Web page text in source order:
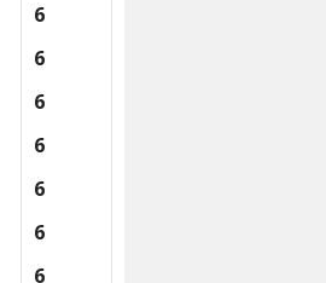
6
6
6
6
6
6
6